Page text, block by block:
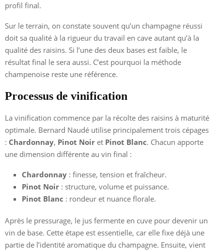
profil final.
Sur le terrain, on constate souvent qu’un champagne réussi
doit sa qualité à la rigueur du travail en cave autant qu’à la
qualité des raisins. Si l’une des deux bases est faible, le
résultat final le sera aussi. C’est pourquoi la méthode
champenoise reste une référence.
Processus de vinification
La vinification commence par la récolte des raisins à maturité
optimale. Bernard Naudé utilise principalement trois cépages
: Chardonnay, Pinot Noir et Pinot Blanc. Chacun apporte
une dimension différente au vin final :
Chardonnay : finesse, tension et fraîcheur.
Pinot Noir : structure, volume et puissance.
Pinot Blanc : rondeur et nuance florale.
Après le pressurage, le jus fermente en cuve pour devenir un
vin de base. Cette étape est essentielle, car elle fixe déjà une
partie de l’identité aromatique du champagne. Ensuite, vient